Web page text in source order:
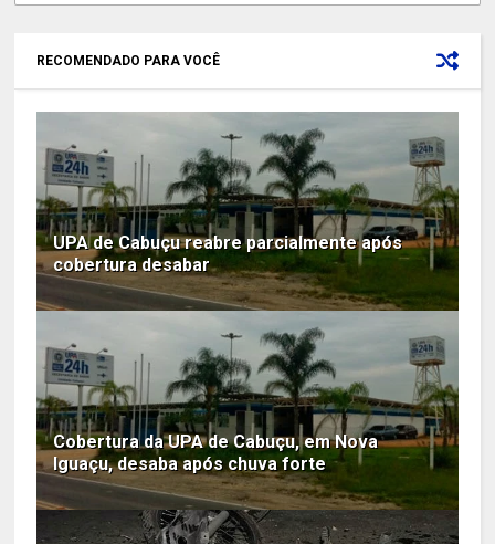
RECOMENDADO PARA VOCÊ
UPA de Cabuçu reabre parcialmente após
cobertura desabar
Cobertura da UPA de Cabuçu, em Nova
Iguaçu, desaba após chuva forte